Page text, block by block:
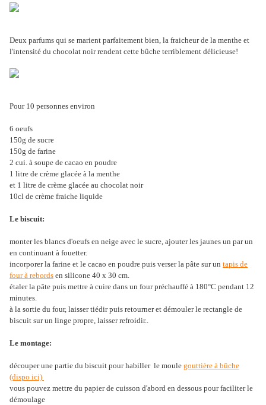
Deux parfums qui se marient parfaitement bien, la fraicheur de la menthe et
l'intensité du chocolat noir rendent cette bûche terriblement délicieuse!
Pour 10 personnes environ
6 oeufs
150g de sucre
150g de farine
2 cui. à soupe de cacao en poudre
1 litre de crème glacée à la menthe
et 1 litre de crème glacée au chocolat noir
10cl de crème fraiche liquide
Le biscuit:
monter les blancs d'oeufs en neige avec le sucre, ajouter les jaunes un par un
en continuant à fouetter.
incorporer la farine et le cacao en poudre puis verser la pâte sur un tapis de
four à rebords en silicone 40 x 30 cm.
étaler la pâte puis mettre à cuire dans un four préchauffé à 180°C pendant 12
minutes.
à la sortie du four, laisser tiédir puis retourner et démouler le rectangle de
biscuit sur un linge propre, laisser refroidir..
Le montage:
découper une partie du biscuit pour habiller le moule gouttière à bûche
(dispo ici)
vous pouvez mettre du papier de cuisson d'abord en dessous pour faciliter le
démoulage